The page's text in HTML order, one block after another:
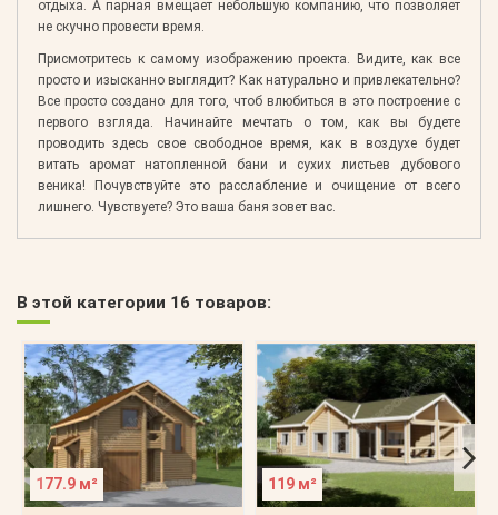
отдыха. А парная вмещает небольшую компанию, что позволяет
не скучно провести время.
Присмотритесь к самому изображению проекта. Видите, как все
просто и изысканно выглядит? Как натурально и привлекательно?
Все просто создано для того, чтоб влюбиться в это построение с
первого взгляда. Начинайте мечтать о том, как вы будете
проводить здесь свое свободное время, как в воздухе будет
витать аромат натопленной бани и сухих листьев дубового
веника! Почувствуйте это расслабление и очищение от всего
лишнего. Чувствуете? Это ваша баня зовет вас.
В этой категории 16 товаров:
177.9 м² 119 м²